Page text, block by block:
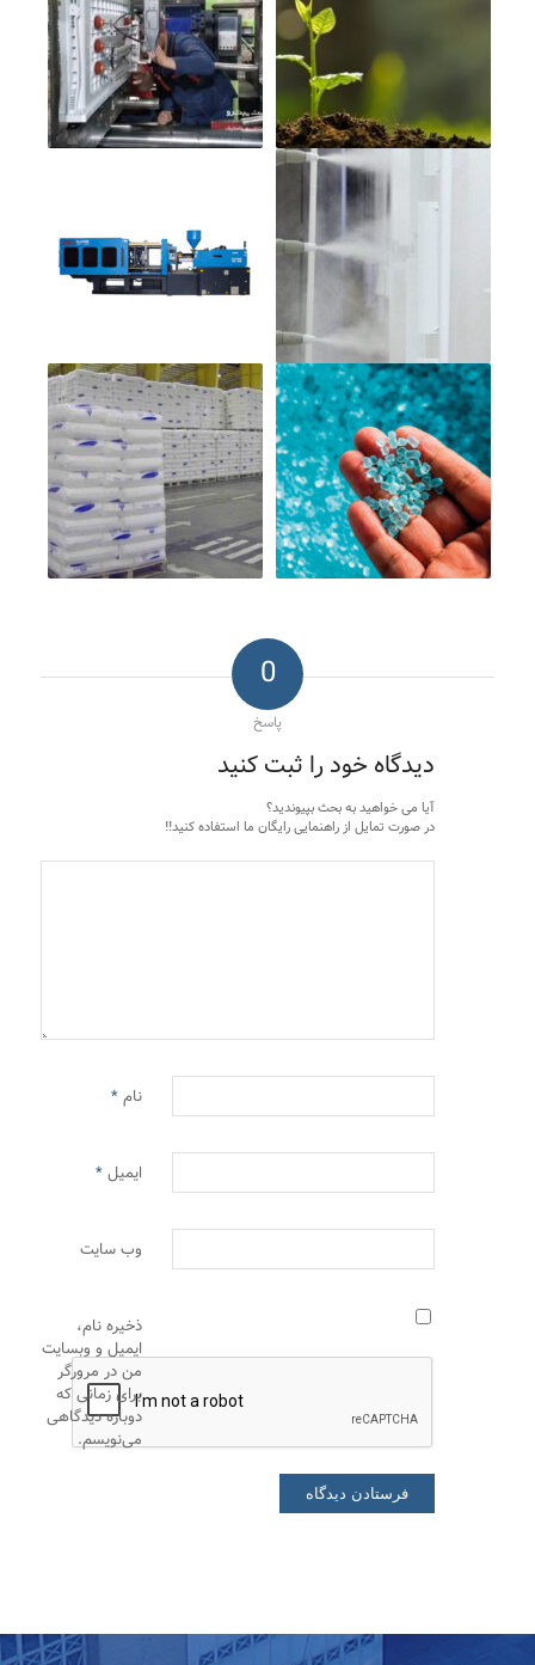
0
پاسخ
دیدگاه خود را ثبت کنید
آیا می خواهید به بحث بپیوندید؟
در صورت تمایل از راهنمایی رایگان ما استفاده کنید!!
نام*
ایمیل*
وب‌ سایت
ذخیره نام،
ایمیل و وبسایت
من در مرورگر
برای زمانی که
دوباره دیدگاهی
می‌نویسم.